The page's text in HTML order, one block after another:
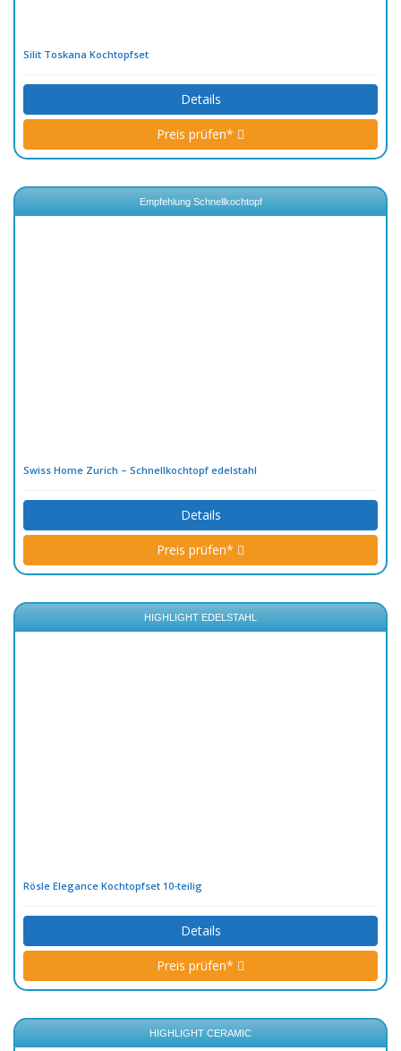
Silit Toskana Kochtopfset
Details
Preis prüfen*
Empfehlung Schnellkochtopf
Swiss Home Zurich – Schnellkochtopf edelstahl
Details
Preis prüfen*
HIGHLIGHT EDELSTAHL
Rösle Elegance Kochtopfset 10-teilig
Details
Preis prüfen*
HIGHLIGHT CERAMIC